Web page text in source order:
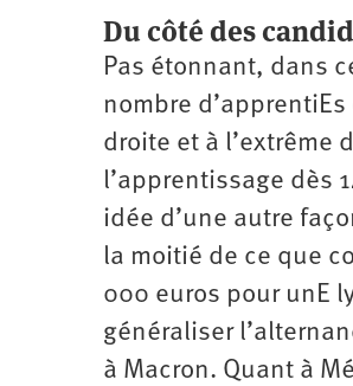
Du côté des
Pas étonnant, dans
nombre
droite et à l’extrême
l’apprentissage dès
idée d’une autre
la moitié de ce que
000 euros pour unE
généraliser
à Macron. Quant à